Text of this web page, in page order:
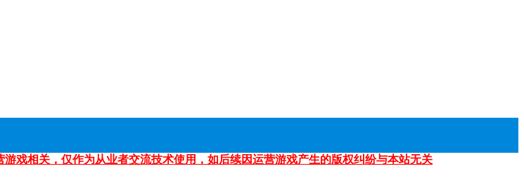
戏相关，仅作为从业者交流技术使用，如后续因运营游戏产生的版权纠纷与本站无关